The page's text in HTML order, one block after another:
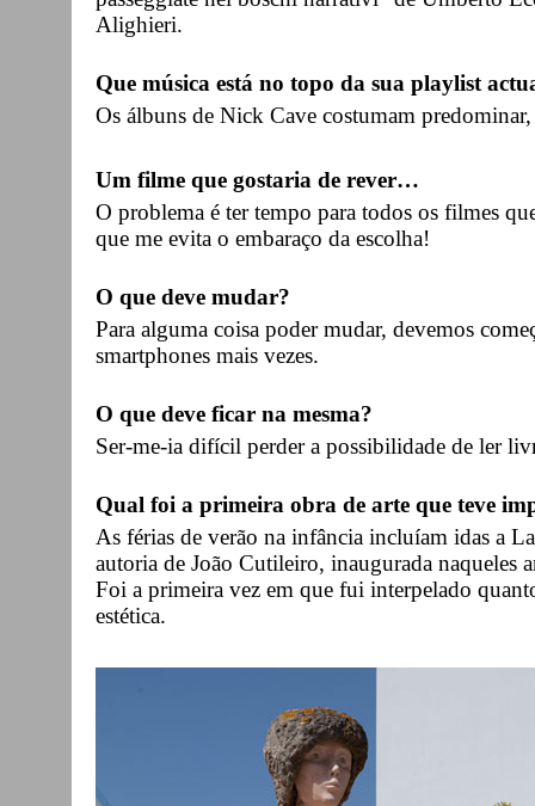
Alighieri.
Que música está no topo da sua playlist
Os álbuns de Nick Cave costumam
Um filme que gostaria de rever…
O problema é ter tempo para todos os filmes
que me evita o embaraço da escolha!
O que deve mudar?
Para alguma coisa poder mudar, devemos
smartphones mais vezes.
O que deve ficar na mesma?
Ser-me-ia difícil perder a possibilidade de ler
Qual foi a primeira obra de arte que teve
As férias de verão na infância incluíam idas a
autoria de João Cutileiro, inaugurada naqueles
Foi a primeira vez em que fui interpelado
estética.